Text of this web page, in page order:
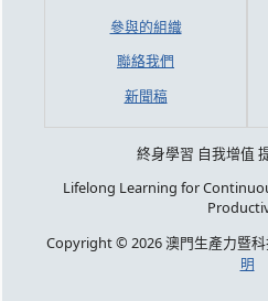
參與的組織
聯絡我們
新聞稿
終身學習 自我增值
Lifelong Learning for
Copyright © 2026 澳門生產力暨
明